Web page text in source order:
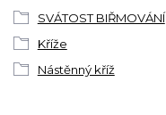
SVÁTOST BIŘMOVÁNÍ
Kříže
Nástěnný kříž